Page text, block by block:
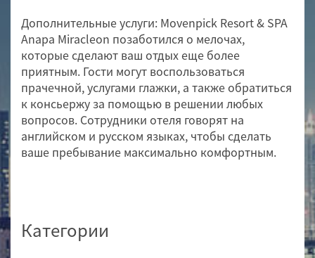
Дополнительные услуги: Movenpick Resort & SPA
Anapa Miracleon позаботился о мелочах,
которые сделают ваш отдых еще более
приятным. Гости могут воспользоваться
прачечной, услугами глажки, а также обратиться
к консьержу за помощью в решении любых
вопросов. Сотрудники отеля говорят на
английском и русском языках, чтобы сделать
ваше пребывание максимально комфортным.
Категории